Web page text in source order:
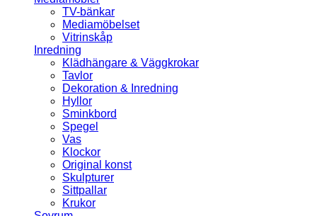
TV-bänkar
Mediamöbelset
Vitrinskåp
Inredning
Klädhängare & Väggkrokar
Tavlor
Dekoration & Inredning
Hyllor
Sminkbord
Spegel
Vas
Klockor
Original konst
Skulpturer
Sittpallar
Krukor